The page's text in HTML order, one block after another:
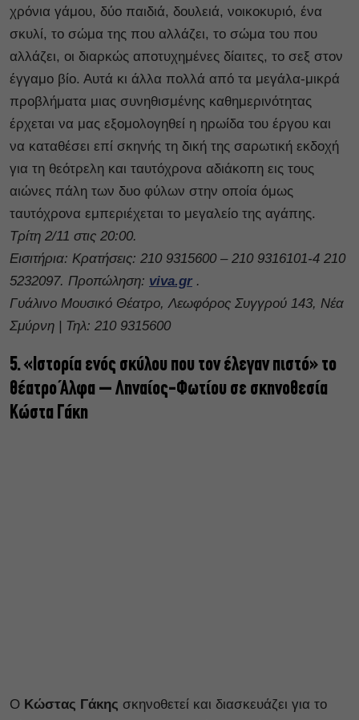
χρόνια γάμου, δύο παιδιά, δουλειά, νοικοκυριό, ένα
σκυλί, το σώμα της που αλλάζει, το σώμα του που
αλλάζει, οι διαρκώς αποτυχημένες δίαιτες, το σεξ στον
έγγαμο βίο. Αυτά κι άλλα πολλά από τα μεγάλα-μικρά
προβλήματα μιας συνηθισμένης καθημερινότητας
έρχεται να μας εξομολογηθεί η ηρωίδα του έργου και
να καταθέσει επί σκηνής τη δική της σαρωτική εκδοχή
για τη θεότρελη και ταυτόχρονα αδιάκοπη εις τους
αιώνες πάλη των δυο φύλων στην οποία όμως
ταυτόχρονα εμπεριέχεται το μεγαλείο της αγάπης.
Τρίτη 2/11 στις 20:00.
Εισιτήρια: Κρατήσεις: 210 9315600 – 210 9316101-4 210
5232097. Προπώληση: viva.gr.
Γυάλινο Μουσικό Θέατρο, Λεωφόρος Συγγρού 143, Νέα
Σμύρνη | Τηλ: 210 9315600
5. «Ιστορία ενός σκύλου που τον έλεγαν πιστό» το
θέατρο Άλφα – Ληναίος-Φωτίου σε σκηνοθεσία
Κώστα Γάκη
O Kώστας Γάκης σκηνοθετεί και διασκευάζει για το